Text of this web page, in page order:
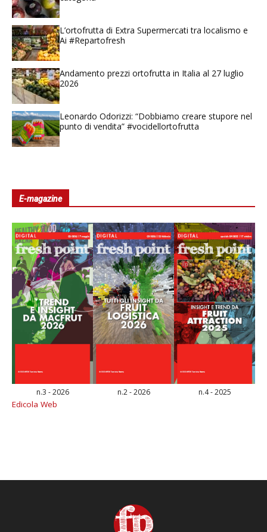
L’ortofrutta di Extra Supermercati tra localismo e
Ai #Repartofresh
Andamento prezzi ortofrutta in Italia al 27 luglio
2026
Leonardo Odorizzi: “Dobbiamo creare stupore nel
punto di vendita” #vocidellortofrutta
E-magazine
n.3 - 2026 n.2 - 2026 n.4 - 2025
Edicola Web